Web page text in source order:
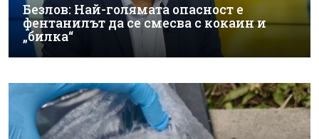
Безлов: Най-голямата опасност е
фентанилът да се смесва с кокаин и
„билка“